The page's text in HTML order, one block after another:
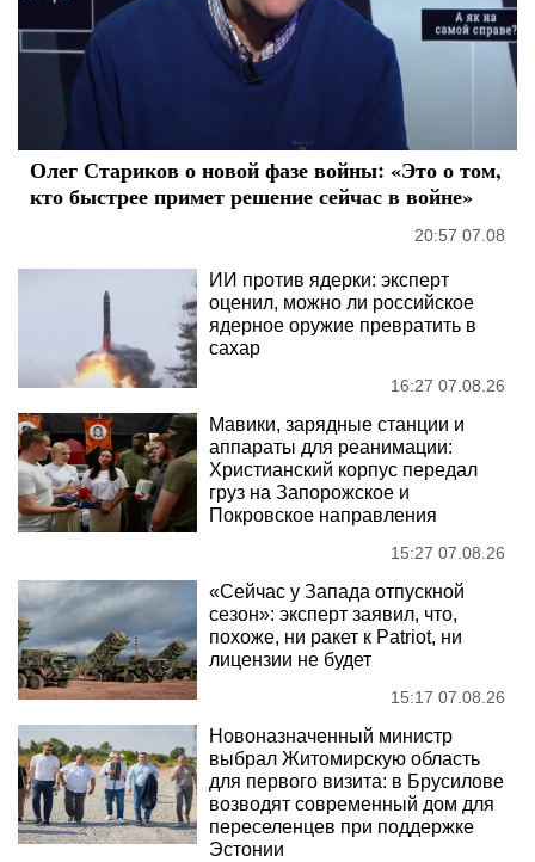
Олег Стариков о новой фазе войны: «Это о том,
кто быстрее примет решение сейчас в войне»
20:57 07.08
ИИ против ядерки: эксперт
оценил, можно ли российское
ядерное оружие превратить в
сахар
16:27 07.08.26
Мавики, зарядные станции и
аппараты для реанимации:
Христианский корпус передал
груз на Запорожское и
Покровское направления
15:27 07.08.26
«Сейчас у Запада отпускной
сезон»: эксперт заявил, что,
похоже, ни ракет к Patriot, ни
лицензии не будет
15:17 07.08.26
Новоназначенный министр
выбрал Житомирскую область
для первого визита: в Брусилове
возводят современный дом для
переселенцев при поддержке
Эстонии